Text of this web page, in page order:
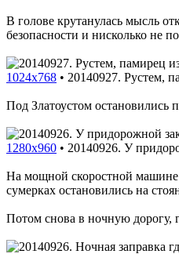
В голове крутанулась мысль
безопасности и нисколько не
1024x768 • 20140927. Рустем,
Под Златоустом
1280x960 • 20140926. У
На мощной скоростной машине
сумерках остановились на
Потом снова в ночную дорогу,